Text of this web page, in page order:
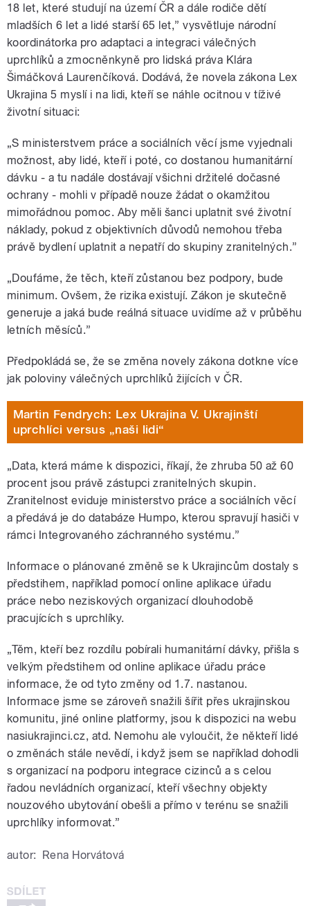
18 let, které studují na území ČR a dále rodiče dětí
mladších 6 let a lidé starší 65 let,” vysvětluje národní
koordinátorka pro adaptaci a integraci válečných
uprchlíků a zmocněnkyně pro lidská práva Klára
Šimáčková Laurenčíková. Dodává, že novela zákona Lex
Ukrajina 5 myslí i na lidi, kteří se náhle ocitnou v tíživé
životní situaci:
„S ministerstvem práce a sociálních věcí jsme vyjednali
možnost, aby lidé, kteří i poté, co dostanou humanitární
dávku - a tu nadále dostávají všichni držitelé dočasné
ochrany - mohli v případě nouze žádat o okamžitou
mimořádnou pomoc. Aby měli šanci uplatnit své životní
náklady, pokud z objektivních důvodů nemohou třeba
právě bydlení uplatnit a nepatří do skupiny zranitelných.”
„Doufáme, že těch, kteří zůstanou bez podpory, bude
minimum. Ovšem, že rizika existují. Zákon je skutečně
generuje a jaká bude reálná situace uvidíme až v průběhu
letních měsíců.”
Předpokládá se, že se změna novely zákona dotkne více
jak poloviny válečných uprchlíků žijících v ČR.
Martin Fendrych: Lex Ukrajina V. Ukrajinští
uprchlíci versus „naši lidi“
„Data, která máme k dispozici, říkají, že zhruba 50 až 60
procent jsou právě zástupci zranitelných skupin.
Zranitelnost eviduje ministerstvo práce a sociálních věcí
a předává je do databáze Humpo, kterou spravují hasiči v
rámci Integrovaného záchranného systému.”
Informace o plánované změně se k Ukrajincům dostaly s
předstihem, například pomocí online aplikace úřadu
práce nebo neziskových organizací dlouhodobě
pracujících s uprchlíky.
„Těm, kteří bez rozdílu pobírali humanitární dávky, přišla s
velkým předstihem od online aplikace úřadu práce
informace, že od tyto změny od 1.7. nastanou.
Informace jsme se zároveň snažili šířit přes ukrajinskou
komunitu, jiné online platformy, jsou k dispozici na webu
nasiukrajinci.cz, atd. Nemohu ale vyloučit, že někteří lidé
o změnách stále nevědí, i když jsem se například dohodli
s organizací na podporu integrace cizinců a s celou
řadou nevládních organizací, kteří všechny objekty
nouzového ubytování obešli a přímo v terénu se snažili
uprchlíky informovat.”
autor: Rena Horvátová